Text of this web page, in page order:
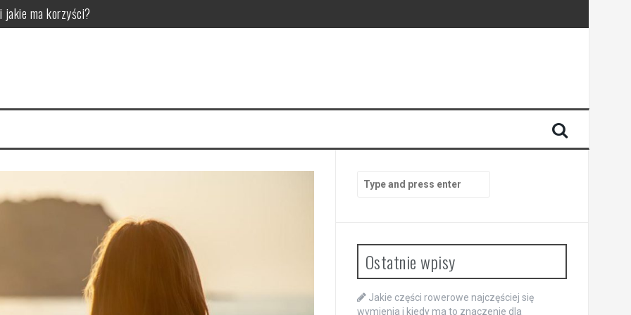
ma korzyści?
internetową Matfel.pl
pielęgnacja
i kiedy ma to znaczenie dla bezpieczeństwa oraz komfortu jazdy
for:
Ostatnie wpisy
Jakie części rowerowe najczęściej się
wymienia i kiedy ma to znaczenie dla